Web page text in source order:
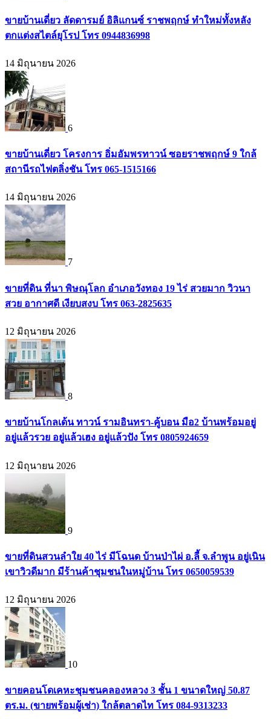
ขายบ้านเดี่ยว ลัดดารมย์ อิลิแกนซ์ ราชพฤกษ์ ทำใหม่ทั้งหลัง
ตกแต่งสไตล์ยุโรป โทร 0944836998
14 มิถุนายน 2026
6
ขายบ้านเดี่ยว โครงการ อิ่มอัมพรทาวน์ ซอยราชพฤกษ์ 9 ใกล้
สถานีรถไฟตลิ่งชัน โทร 065-1515166
14 มิถุนายน 2026
7
ขายที่ดิน ที่นา พิษณุโลก อำเภอวังทอง 19 ไร่ สวยมาก วิวนา
สวย อากาศดี เงียบสงบ โทร 063-2825635
12 มิถุนายน 2026
8
ขายบ้านโกลเด้น ทาวน์ รามอินทรา-คู้บอน มือ2 บ้านพร้อมอยู่
อยู่แล้วรวย อยู่แล้วเฮง อยู่แล้วปัง โทร 0805924659
12 มิถุนายน 2026
9
ขายที่ดินสวนลำใย 40 ไร่ มีโฉนด บ้านป่าไผ่ อ.ลี้ จ.ลำพูน อยู่เนิน
เขาวิวดีมาก มีร้านค้าชุมชนในหมู่บ้าน โทร 0650059539
12 มิถุนายน 2026
10
ขายคอนโดเคหะชุมชนคลองหลวง 3 ชั้น 1 ขนาดใหญ่ 50.87
ตร.ม. (ขายพร้อมผู้เช่า) ใกล้ตลาดไท โทร 084-9313233